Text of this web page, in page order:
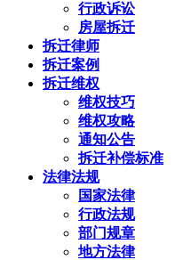
行政诉讼
房屋拆迁
拆迁律师
拆迁案例
拆迁维权
维权技巧
维权攻略
通知公告
拆迁补偿标准
法律法规
国家法律
行政法规
部门规章
地方法律